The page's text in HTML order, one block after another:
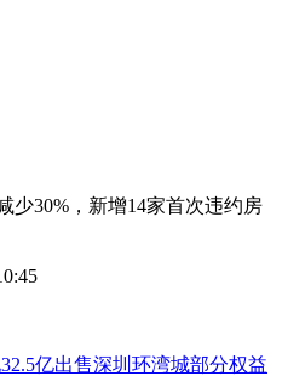
少30%，新增14家首次违约房
亿出售深圳环湾城部分权益